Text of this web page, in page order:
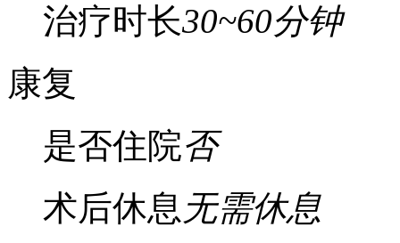
治疗时长30~60分钟
康复
是否住院否
术后休息 无需休息